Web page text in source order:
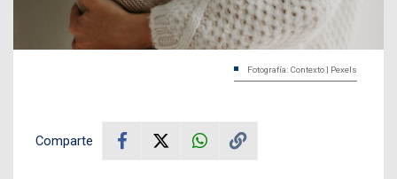
Fotografía: Contexto | Pexels
Comparte